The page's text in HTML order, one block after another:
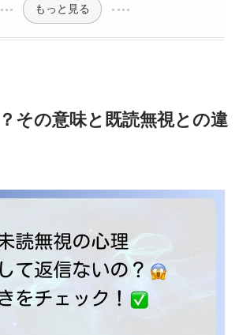
もっと見る
その意味と既読無視との違